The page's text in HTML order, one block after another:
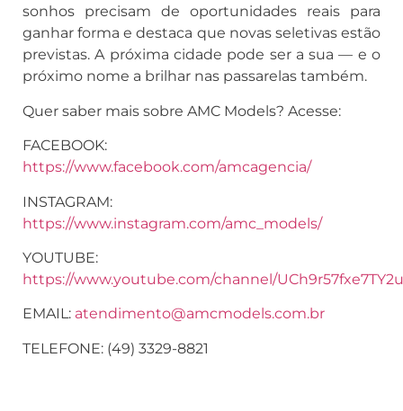
sonhos precisam de oportunidades reais para
ganhar forma e destaca que novas seletivas estão
previstas. A próxima cidade pode ser a sua — e o
próximo nome a brilhar nas passarelas também.
Quer saber mais sobre AMC Models? Acesse:
FACEBOOK:
https://www.facebook.com/amcagencia/
INSTAGRAM:
https://www.instagram.com/amc_models/
YOUTUBE:
https://www.youtube.com/channel/
EMAIL: atendimento@amcmodels.com.br
TELEFONE: (49) 3329-8821